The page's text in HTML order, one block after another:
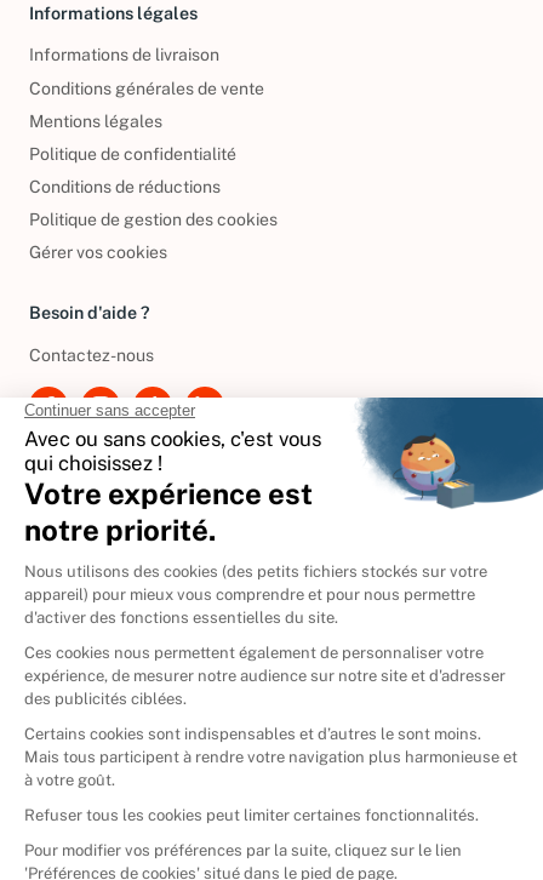
Informations légales
Informations de livraison
Conditions générales de vente
Mentions légales
Politique de confidentialité
Conditions de réductions
Politique de gestion des cookies
Gérer vos cookies
Besoin d'aide ?
Contactez-nous
International
🇪🇸Espagne
🇩🇪Allemagne
🇮🇹 Italie